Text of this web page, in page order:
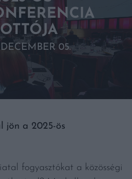
05.
jön a 2025-ös
fogyasztókat a közösségi